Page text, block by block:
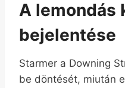
A lemondás
bejelentése
Starmer a Downing
be döntését, miután